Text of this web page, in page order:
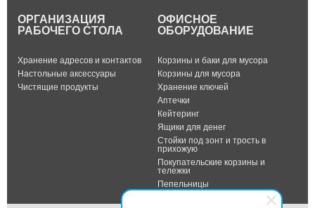
ОРГАНИЗАЦИЯ
РАБОЧЕГО СТОЛА
Хранение адресов и контактов
Настольные аксессуары
Чистящие продукты
ОФИСНОЕ
ОБОРУДОВАНИЕ
Корзины и баки для мусора
Корзины для мусора
Хранение ключей
Аптечки
Кейтеринг
Ящики для денег
Стойки под зонт и трость в
прихожую
Покупательские корзины и
тележки
Пепельницы